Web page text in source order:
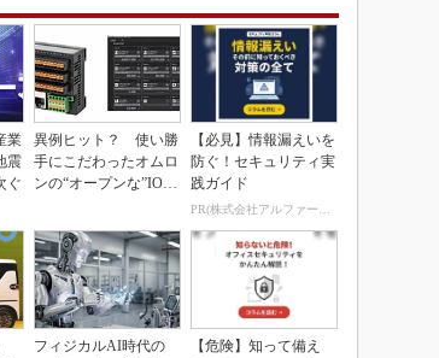
業
震
ぐ
異例ヒット？ 使い勝
手にこだわったオムロ
ンの“オープンな”IO-L
【必見】情報漏えいを
防ぐ！セキュリティ実
践ガイド
PR(株式会社アルファーテクノ)
フィジカルAI時代の
【危険】知って備え